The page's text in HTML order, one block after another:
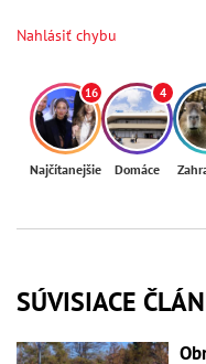
Nahlásiť chybu
16
Najčítanejšie
4
Domáce
SÚVISIACE